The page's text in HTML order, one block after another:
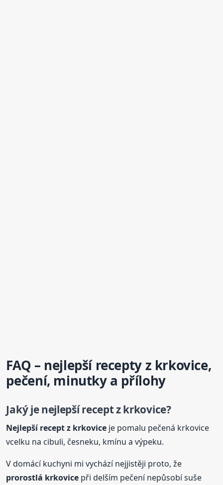
FAQ – nejlepší recepty z krkovice,
pečení, minutky a přílohy
Jaký je nejlepšíreceptz krkovice?
Nejlepšíreceptz krkovice je pomalu pečená krkovice
vcelku na cibuli, česneku, kmínu a výpeku.
V domácí kuchyni mi vychází nejjistěji proto, že
prorostlá krkovice při delším pečení nepůsobí suše